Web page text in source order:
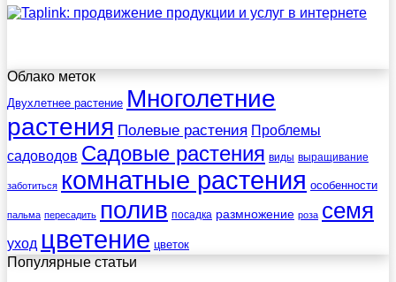
Облако меток
Двухлетнее растение Многолетние
растения Полевые растения Проблемы
садоводов Садовые растения виды выращивание
заботиться комнатные растения особенности
пальма пересадить полив посадка размножение роза семя
уход цветение цветок
Популярные статьи